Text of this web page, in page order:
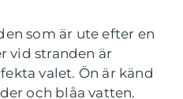
som är ute efter en
vid stranden är
valet. Ön är känd
och blåa vatten.